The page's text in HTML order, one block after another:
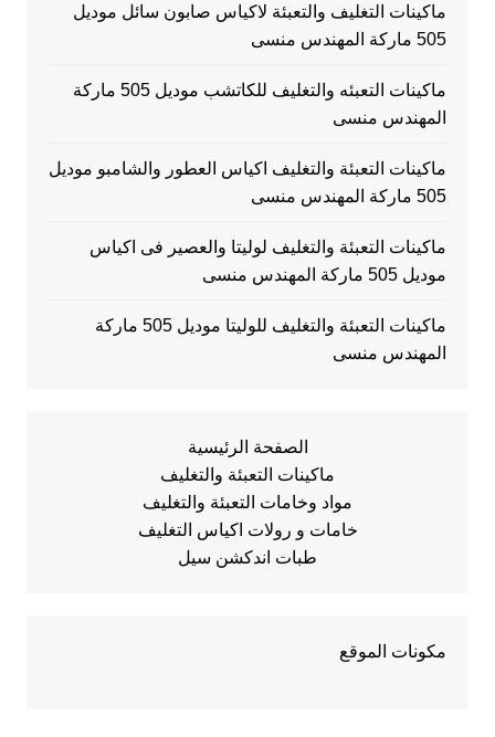
ماكينات التغليف والتعبئة لاكياس صابون سائل موديل
505 ماركة المهندس منسى
ماكينات التعبئه والتغليف للكاتشب موديل 505 ماركة
المهندس منسى
ماكينات التعبئة والتغليف اكياس العطور والشامبو موديل
505 ماركة المهندس منسى
ماكينات التعبئة والتغليف لوليتا والعصير فى اكياس
موديل 505 ماركة المهندس منسى
ماكينات التعبئة والتغليف للوليتا موديل 505 ماركة
المهندس منسى
الصفحة الرئيسية
ماكينات التعبئة والتغليف
مواد وخامات التعبئة والتغليف
خامات و رولات اكياس التغليف
طبات اندكشن سيل
مكونات الموقع